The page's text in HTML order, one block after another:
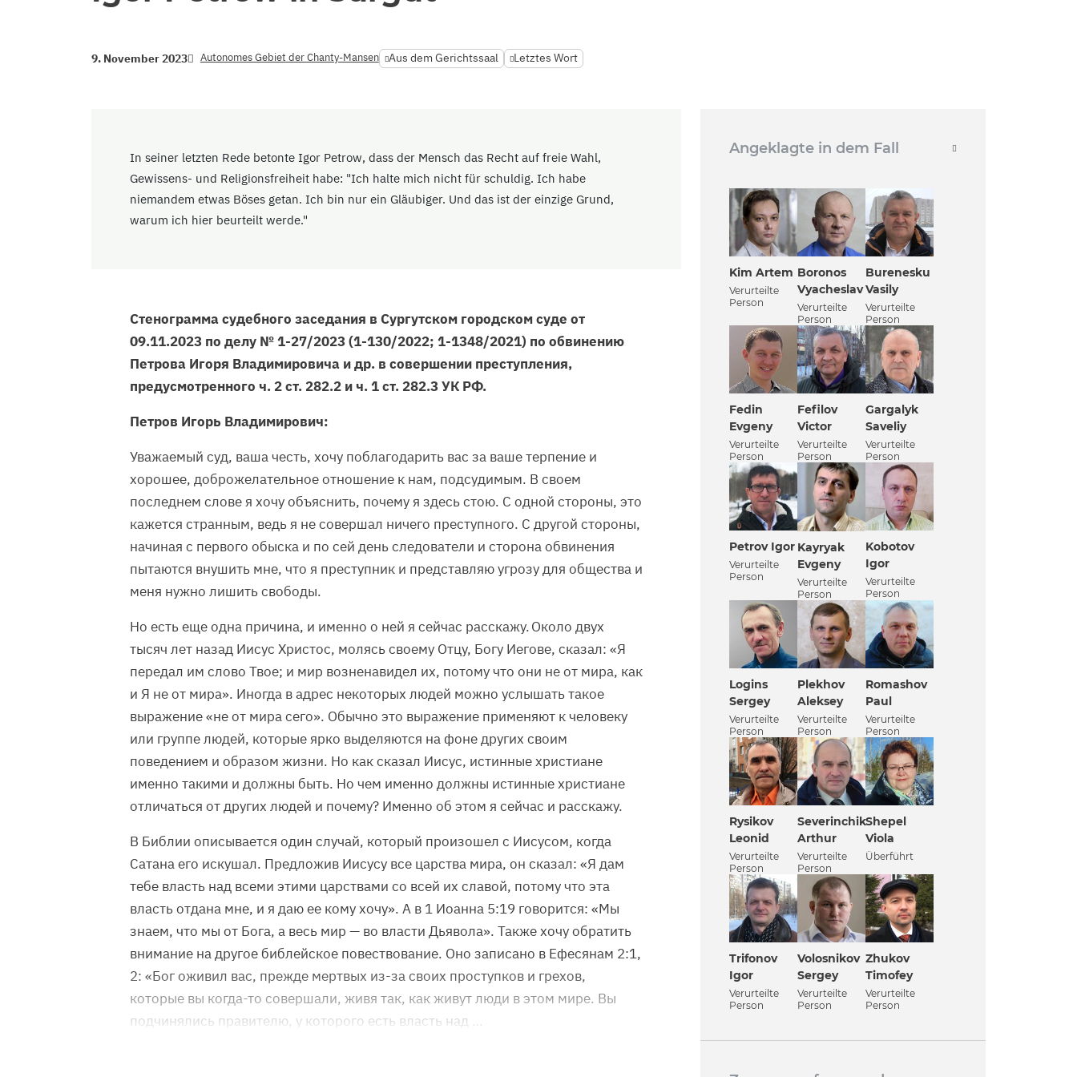
9. November 2023 Autonomes Gebiet der Chanty-Mansen Aus dem Gerichtssaal Letztes Wort
In seiner letzten Rede betonte Igor Petrow, dass der Mensch das Recht auf freie Wahl,
Gewissens- und Religionsfreiheit habe: "Ich halte mich nicht für schuldig. Ich habe
niemandem etwas Böses getan. Ich bin nur ein Gläubiger. Und das ist der einzige Grund,
warum ich hier beurteilt werde."
Стенограмма судебного заседания в Сургутском городском суде от
09.11.2023 по делу № 1-27/2023 (1-130/2022; 1-1348/2021) по обвинению
Петрова Игоря Владимировича и др. в совершении преступления,
предусмотренного ч. 2 ст. 282.2 и ч. 1 ст. 282.3 УК РФ.
Петров Игорь Владимирович:
Уважаемый суд, ваша честь, хочу поблагодарить вас за ваше терпение и
хорошее, доброжелательное отношение к нам, подсудимым. В своем
последнем слове я хочу объяснить, почему я здесь стою. С одной стороны, это
кажется странным, ведь я не совершал ничего преступного. С другой стороны,
начиная с первого обыска и по сей день следователи и сторона обвинения
пытаются внушить мне, что я преступник и представляю угрозу для общества и
меня нужно лишить свободы.
Но есть еще одна причина, и именно о ней я сейчас расскажу. Около двух
тысяч лет назад Иисус Христос, молясь своему Отцу, Богу Иегове, сказал: «Я
передал им слово Твое; и мир возненавидел их, потому что они не от мира, как
и Я не от мира». Иногда в адрес некоторых людей можно услышать такое
выражение «не от мира сего». Обычно это выражение применяют к человеку
или группе людей, которые ярко выделяются на фоне других своим
поведением и образом жизни. Но как сказал Иисус, истинные христиане
именно такими и должны быть. Но чем именно должны истинные христиане
отличаться от других людей и почему? Именно об этом я сейчас и расскажу.
В Библии описывается один случай, который произошел с Иисусом, когда
Сатана его искушал. Предложив Иисусу все царства мира, он сказал: «Я дам
тебе власть над всеми этими царствами со всей их славой, потому что эта
власть отдана мне, и я даю ее кому хочу». А в 1 Иоанна 5:19 говорится: «Мы
знаем, что мы от Бога, а весь мир — во власти Дьявола». Также хочу обратить
внимание на другое библейское повествование. Оно записано в Ефесянам 2:1,
2: «Бог оживил вас, прежде мертвых из-за своих проступков и грехов,
которые вы когда-то совершали, живя так, как живут люди в этом мире. Вы
подчинялись правителю, у которого есть власть над …
Angeklagte in dem Fall
Kim Artem
Verurteilte
Person
Boronos
Vyacheslav
Verurteilte
Person
Burenesku
Vasily
Verurteilte
Person
Fedin
Evgeny
Verurteilte
Person
Fefilov
Victor
Verurteilte
Person
Gargalyk
Saveliy
Verurteilte
Person
Petrov Igor
Verurteilte
Person
Kayryak
Evgeny
Verurteilte
Person
Kobotov
Igor
Verurteilte
Person
Logins
Sergey
Verurteilte
Person
Plekhov
Aleksey
Verurteilte
Person
Romashov
Paul
Verurteilte
Person
Rysikov
Leonid
Verurteilte
Person
Severinchik
Arthur
Verurteilte
Person
Shepel
Viola
Überführt
Trifonov
Igor
Verurteilte
Person
Volosnikov
Sergey
Verurteilte
Person
Zhukov
Timofey
Verurteilte
Person